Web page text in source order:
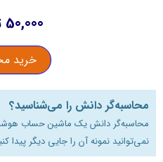
50,000
خرید
محاسبه‌گر دانش را می‌شناسید؟
محاسبه‌گر دانش یک ماشین حساب
نمی‌توانید نمونه آن را جایی دیگر پیدا